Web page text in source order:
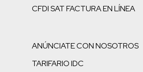
CFDI SAT FACTURA EN LÍNEA
ANÚNCIATE CON NOSOTROS
TARIFARIO IDC